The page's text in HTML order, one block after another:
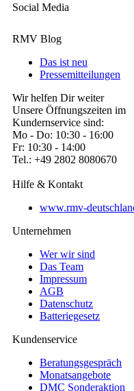
Social Media
RMV Blog
Das ist neu
Pressemitteilungen
Wir helfen Dir weiter
Unsere Öffnungszeiten im
Kundernservice sind:
Mo - Do: 10:30 - 16:00
Fr: 10:30 - 14:00
Tel.: +49 2802 8080670
Hilfe & Kontakt
www.rmv-
Unternehmen
Wer wir sind
Das Team
Impressum
AGB
Datenschutz
Batteriegesetz
Kundenservice
Beratungsgespräch
Monatsangebote
DMC Sonderaktion